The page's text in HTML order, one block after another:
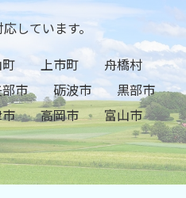
しています。
上市町
舟橋村
市 砺波市
黒部市
高岡市 富山市